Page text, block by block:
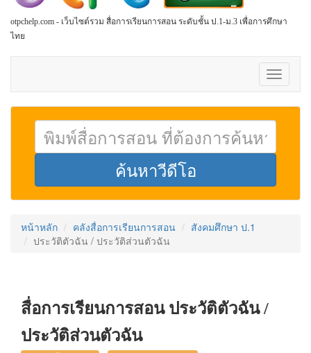
otpchelp.com - เว็บไซต์รวม สื่อการเรียนการสอน ระดับชั้น ป.1-ม.3 เพื่อการศึกษา
ไทย
Toggle
หน้าหลัก คลังสื่อการเรียนการสอน
สังคมศึกษา ป.1
ประวัติตัวฉัน / ประวัติส่วนตัวฉัน
สื่อการเรียนการสอน ประวัติตัวฉัน /
ประวัติส่วนตัวฉัน